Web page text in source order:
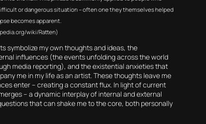
or dangerous situation – often one they themselves helped
becomes apparent.
wiki/Ratten)
symbolize my own thoughts and ideas, the
influences (the events unfolding across the world
media reporting), and the existential anxieties that
me in my life as an artist. These thoughts leave me
enter – creating a constant flux. In light of current
– a dynamic interplay of internal and external
that can shake me to the core, both personally